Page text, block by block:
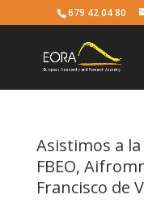
679 42 04 80
Asistimos a
FBEO,
Francisco de